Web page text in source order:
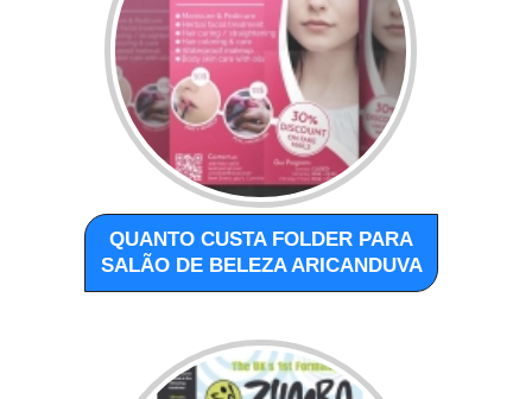
QUANTO CUSTA FOLDER PARA
SALÃO DE BELEZA ARICANDUVA